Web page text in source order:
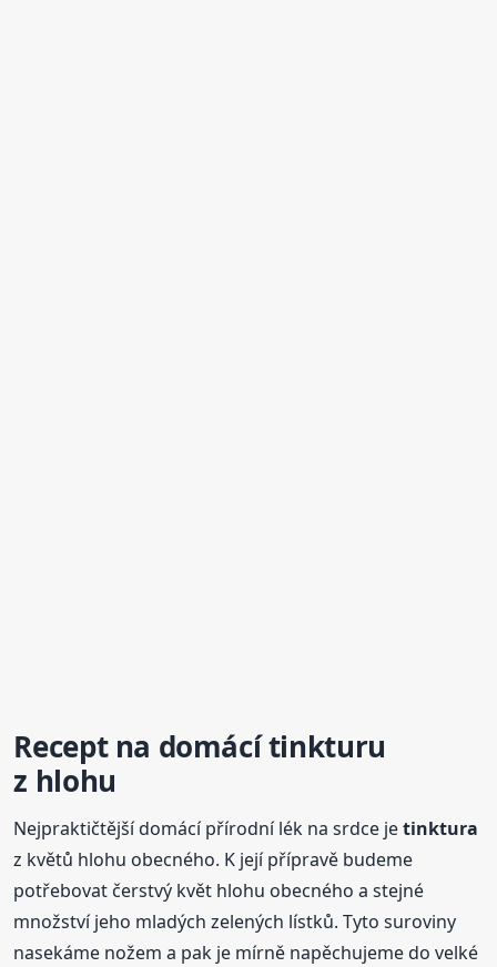
Recept na domácí tinkturu
z hlohu
Nejpraktičtější domácí přírodní lék na srdce jetinktura
z květů hlohu obecného. K její přípravě budeme
potřebovat čerstvý květ hlohu obecného a stejné
množství jeho mladých zelených lístků. Tyto suroviny
nasekáme nožem a pak je mírně napěchujeme do velké